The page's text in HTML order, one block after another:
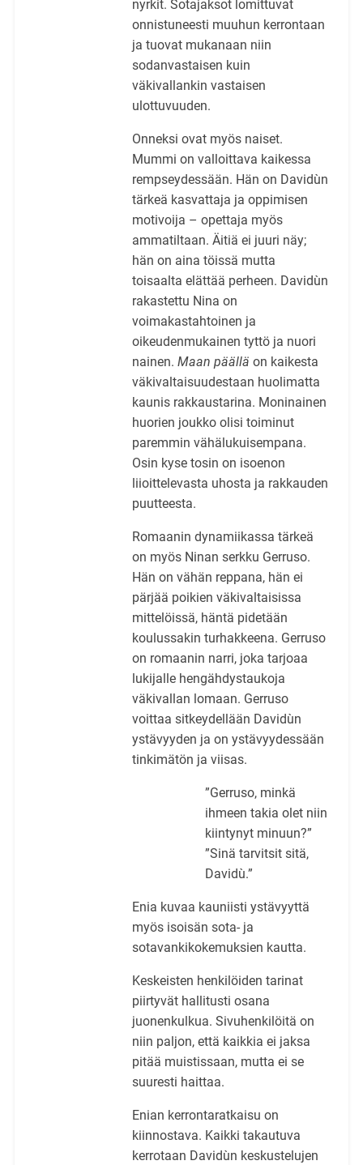
nyrkit. Sotajaksot lomittuvat
onnistuneesti muuhun kerrontaan
ja tuovat mukanaan niin
sodanvastaisen kuin
väkivallankin vastaisen
ulottuvuuden.
Onneksi ovat myös naiset.
Mummi on valloittava kaikessa
rempseydessään. Hän on Davidùn
tärkeä kasvattaja ja oppimisen
motivoija – opettaja myös
ammatiltaan. Äitiä ei juuri näy;
hän on aina töissä mutta
toisaalta elättää perheen. Davidùn
rakastettu Nina on
voimakastahtoinen ja
oikeudenmukainen tyttö ja nuori
nainen. Maan päällä on kaikesta
väkivaltaisuudestaan huolimatta
kaunis rakkaustarina. Moninainen
huorien joukko olisi toiminut
paremmin vähälukuisempana.
Osin kyse tosin on isoenon
liioittelevasta uhosta ja rakkauden
puutteesta.
Romaanin dynamiikassa tärkeä
on myös Ninan serkku Gerruso.
Hän on vähän reppana, hän ei
pärjää poikien väkivaltaisissa
mittelöissä, häntä pidetään
koulussakin turhakkeena. Gerruso
on romaanin narri, joka tarjoaa
lukijalle hengähdystaukoja
väkivallan lomaan. Gerruso
voittaa sitkeydellään Davidùn
ystävyyden ja on ystävyydessään
tinkimätön ja viisas.
”Gerruso, minkä
ihmeen takia olet niin
kiintynyt minuun?”
”Sinä tarvitsit sitä,
Davidù.”
Enia kuvaa kauniisti ystävyyttä
myös isoisän sota- ja
sotavankikokemuksien kautta.
Keskeisten henkilöiden tarinat
piirtyvät hallitusti osana
juonenkulkua. Sivuhenkilöitä on
niin paljon, että kaikkia ei jaksa
pitää muistissaan, mutta ei se
suuresti haittaa.
Enian kerrontaratkaisu on
kiinnostava. Kaikki takautuva
kerrotaan Davidùn keskustelujen